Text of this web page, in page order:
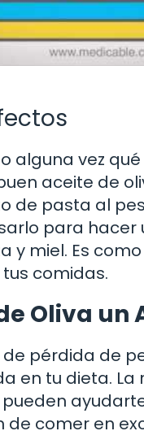
alguna vez
aceite de
de pasta al
para
y miel. Es
comidas.
Oliva un
de pérdida de
en tu dieta.
de comer en